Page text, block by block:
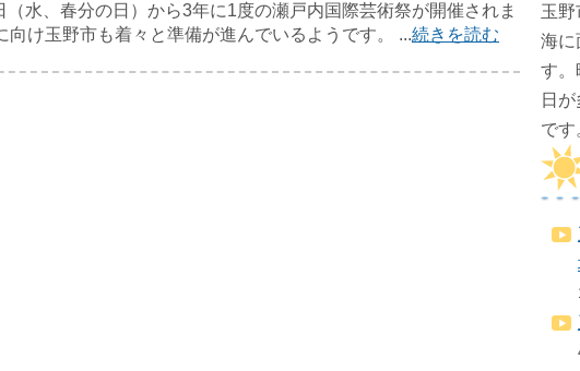
（水、春分の日）から3年に1度の瀬戸内国際芸術祭が開催されま
向け玉野市も着々と準備が進んでいるようです。 ...続きを読む
玉
海に
す。
日
です